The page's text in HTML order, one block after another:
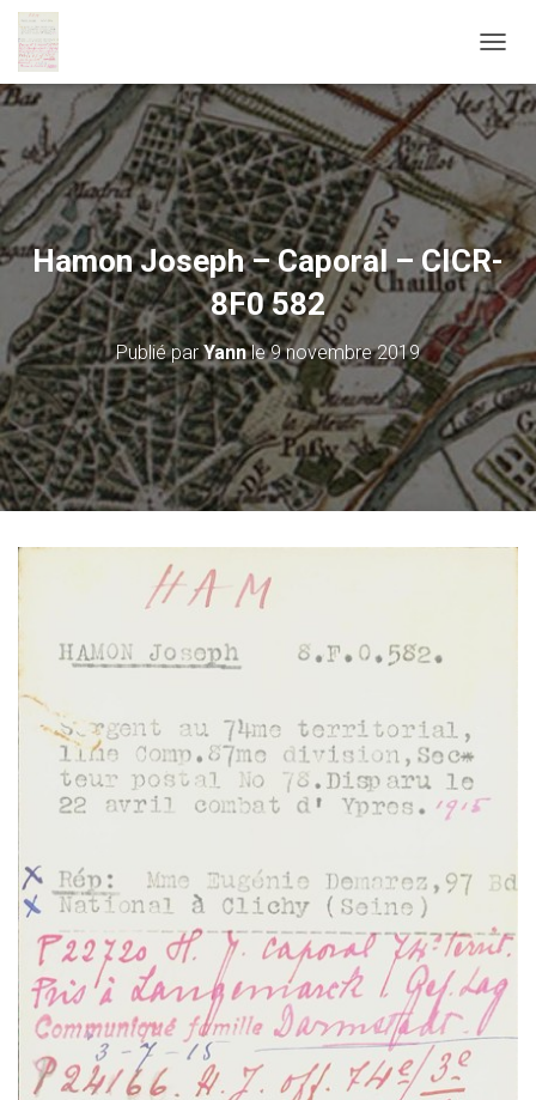
É
P
L
E
R
L
A
N
A
V
G
A
T
I
O
N
Hamon Joseph – Caporal – CICR-
8F0 582
Publié parYannle9 novembre 2019